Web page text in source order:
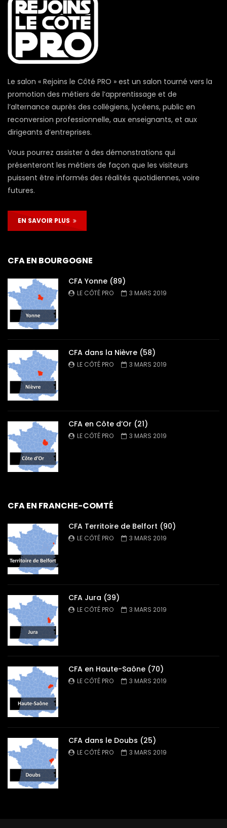
Le salon « Rejoins le Côté PRO » est un salon tourné vers la
promotion des métiers de l’apprentissage et de
l’alternance auprès des collégiens, lycéens, public en
reconversion professionnelle, aux enseignants, et aux
dirigeants d’entreprises.
Vous pourrez assister à des démonstrations qui
présenteront les métiers de façon que les visiteurs
puissent être informés des réalités quotidiennes, voire
futures.
EN SAVOIR PLUS
CFA EN BOURGOGNE
CFA Yonne (89)
LE CÔTÉ PRO 3 MARS 2019
CFA dans la Nièvre (58)
LE CÔTÉ PRO 3 MARS 2019
CFA en Côte d’Or (21)
LE CÔTÉ PRO 3 MARS 2019
CFA EN FRANCHE-COMTÉ
CFA Territoire de Belfort (90)
LE CÔTÉ PRO 3 MARS 2019
CFA Jura (39)
LE CÔTÉ PRO 3 MARS 2019
CFA en Haute-Saône (70)
LE CÔTÉ PRO 3 MARS 2019
CFA dans le Doubs (25)
LE CÔTÉ PRO 3 MARS 2019